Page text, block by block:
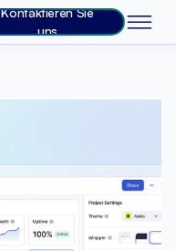
Kontaktieren Sie
uns